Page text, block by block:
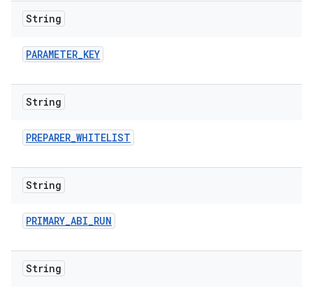
String
PARAMETER_KEY
String
PREPARER_WHITELIST
String
PRIMARY_ABI_RUN
String